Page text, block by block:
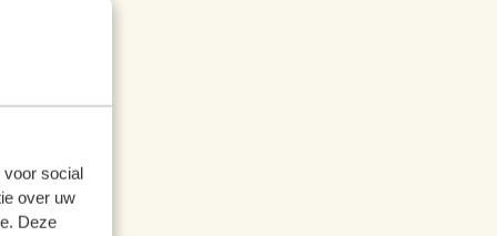
voor social
over uw
Deze